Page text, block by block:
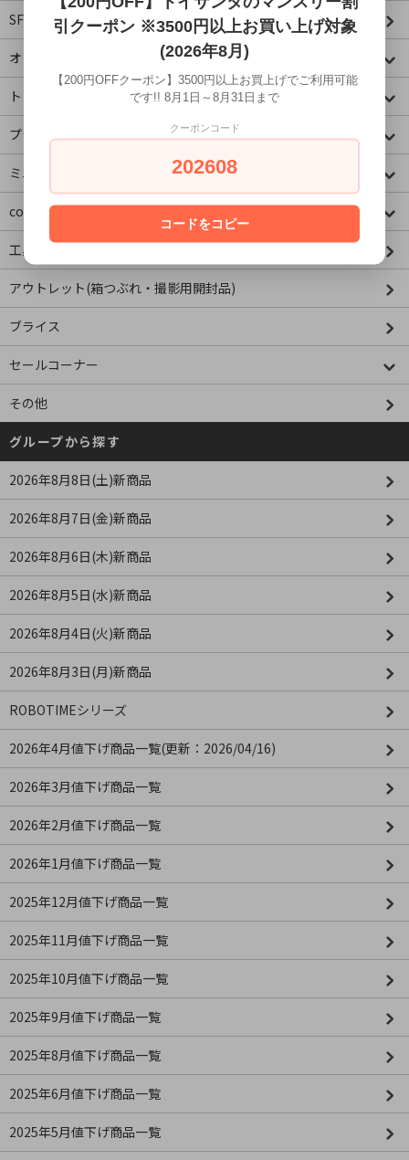
SF・映画・アメコミ
オリジナル
トミカコーナー
プラレールコーナー
ミニチュア&ドールハウス
concombre コンコンブル
工具・資材
アウトレット(箱つぶれ・撮影用開封品)
ブライス
セールコーナー
その他
グループから探す
2026年8月8日(土)新商品
2026年8月7日(金)新商品
2026年8月6日(木)新商品
2026年8月5日(水)新商品
2026年8月4日(火)新商品
2026年8月3日(月)新商品
ROBOTIMEシリーズ
2026年4月値下げ商品一覧(更新：2026/04/16)
2026年3月値下げ商品一覧
2026年2月値下げ商品一覧
2026年1月値下げ商品一覧
2025年12月値下げ商品一覧
2025年11月値下げ商品一覧
2025年10月値下げ商品一覧
2025年9月値下げ商品一覧
2025年8月値下げ商品一覧
2025年6月値下げ商品一覧
2025年5月値下げ商品一覧
引クーポン ※3500円以上お買い上げ対象
(2026年8月)
【200円OFFクーポン】3500円以上お買上げでご利用可能
です!! 8月1日～8月31日まで
クーポンコード
202608
コードをコピー